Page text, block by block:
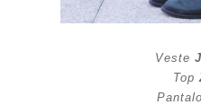
Veste
Top